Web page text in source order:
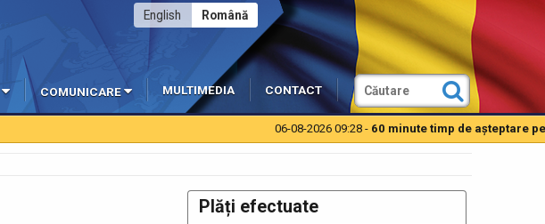
Română
English
COMUNICARE MULTIMEDIA CONTACT
06-08-2026 09:28 -60 minute timp de aşteptare
Plăți efectuate